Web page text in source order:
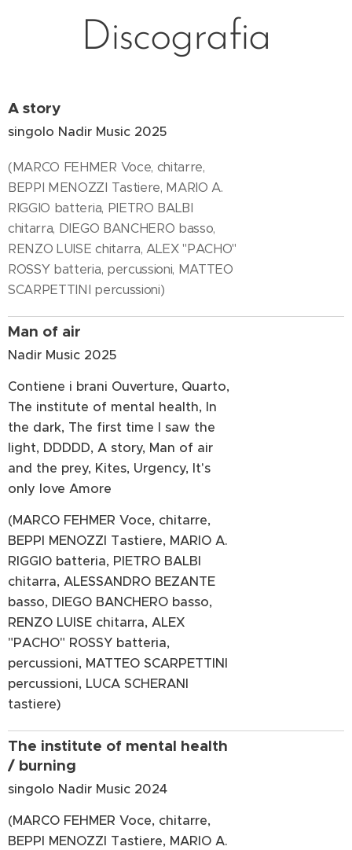
Discografia
A story
singolo Nadir Music 2025
(MARCO FEHMER Voce, chitarre,
BEPPI MENOZZI Tastiere, MARIO A.
RIGGIO batteria, PIETRO BALBI
chitarra, DIEGO BANCHERO basso,
RENZO LUISE chitarra, ALEX "PACHO"
ROSSY batteria, percussioni, MATTEO
SCARPETTINI percussioni)
Man of air
Nadir Music 2025
Contiene i brani Ouverture, Quarto,
The institute of mental health, In
the dark, The first time I saw the
light, DDDDD, A story, Man of air
and the prey, Kites, Urgency, It's
only love Amore
(MARCO FEHMER Voce, chitarre,
BEPPI MENOZZI Tastiere, MARIO A.
RIGGIO batteria, PIETRO BALBI
chitarra, ALESSANDRO BEZANTE
basso, DIEGO BANCHERO basso,
RENZO LUISE chitarra, ALEX
"PACHO" ROSSY batteria,
percussioni, MATTEO SCARPETTINI
percussioni, LUCA SCHERANI
tastiere)
The institute of mental health
/ burning
singolo Nadir Music 2024
(MARCO FEHMER Voce, chitarre,
BEPPI MENOZZI Tastiere, MARIO A.